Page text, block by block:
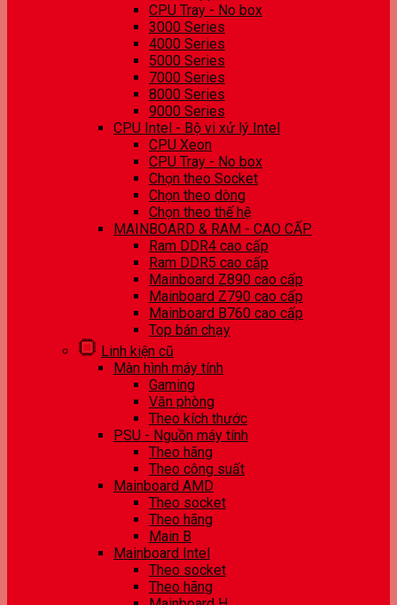
CPU Tray - No box
3000 Series
4000 Series
5000 Series
7000 Series
8000 Series
9000 Series
CPU Intel - Bộ vi xử lý Intel
CPU Xeon
CPU Tray - No box
Chọn theo Socket
Chọn theo dòng
Chọn theo thế hệ
MAINBOARD & RAM - CAO CẤP
Ram DDR4 cao cấp
Ram DDR5 cao cấp
Mainboard Z890 cao cấp
Mainboard Z790 cao cấp
Mainboard B760 cao cấp
Top bán chạy
Linh kiện cũ
Màn hình máy tính
Gaming
Văn phòng
Theo kích thước
PSU - Nguồn máy tính
Theo hãng
Theo công suất
Mainboard AMD
Theo socket
Theo hãng
Main B
Mainboard Intel
Theo socket
Theo hãng